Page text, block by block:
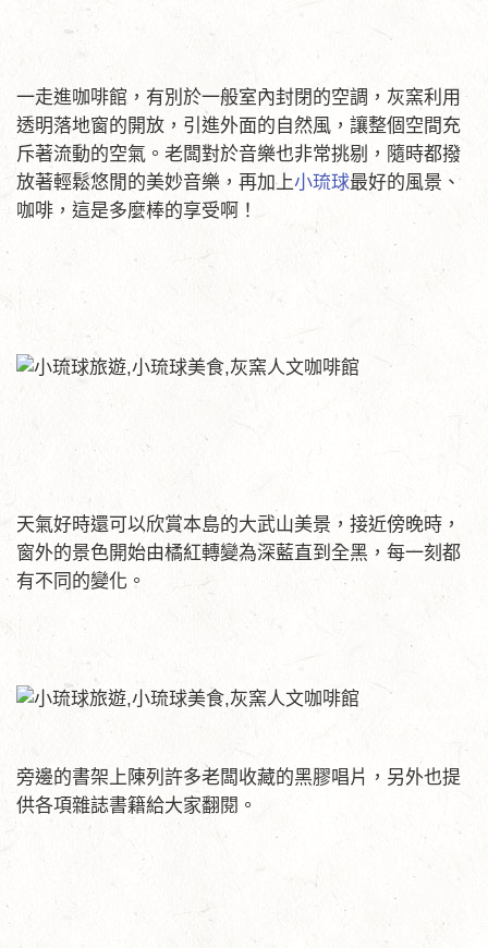
一走進咖啡館，有別於一般室內封閉的空調，灰窯利用
透明落地窗的開放，引進外面的自然風，讓整個空間充
斥著流動的空氣。老闆對於音樂也非常挑剔，隨時都撥
放著輕鬆悠閒的美妙音樂，再加上小琉球最好的風景、
咖啡，這是多麼棒的享受啊！
天氣好時還可以欣賞本島的大武山美景，接近傍晚時，
窗外的景色開始由橘紅轉變為深藍直到全黑，每一刻都
有不同的變化。
旁邊的書架上陳列許多老闆收藏的黑膠唱片，另外也提
供各項雜誌書籍給大家翻閱。